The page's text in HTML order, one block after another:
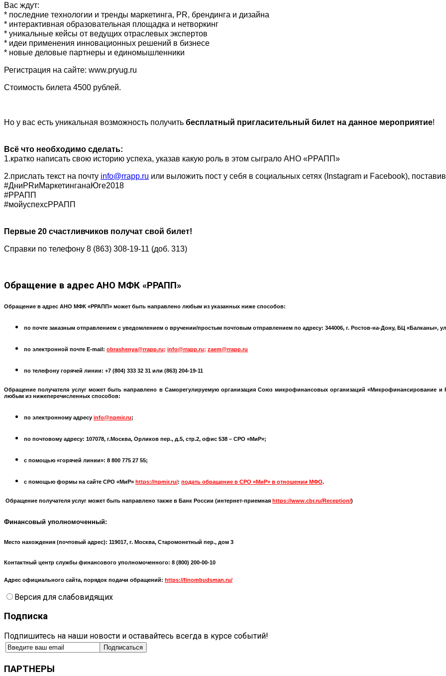
Вас ждут:
* последние технологии и тренды маркетинга, PR, брендинга и дизайна
* интерактивная образовательная площадка и нетворкинг
* уникальные кейсы от ведущих отраслевых экспертов
* идеи применения инновационных решений в бизнесе
* новые деловые партнеры и единомышленники
Регистрация на сайте: www.pryug.ru
Стоимость билета 4500 рублей.
Но у вас есть уникальная возможность получить бесплатный пригласительный билет на данное мероприятие!
Всё что необходимо сделать:
1.кратко написать свою историю успеха, указав какую роль в этом сыграло АНО «РРАПП»
2.прислать текст на почту info@rrapp.ru или выложить пост у себя в социальных сетях (Instagram и Facebook), поставив
#ДниPRиМаркетинганаЮге2018
#РРАПП
#мойуспехсРРАПП
Первые 20 счастливчиков получат свой билет!
Справки по телефону 8 (863) 308-19-11 (доб. 313)
Обращение в адрес АНО МФК «РРАПП»
Обращение в адрес АНО МФК «РРАПП» может быть направлено любым из указанных ниже способов:
по почте заказным отправлением с уведомлением о вручении/простым почтовым отправлением по адресу: 344006, г. Ростов-на-Дону, БЦ «Балканы»,
по электронной почте E-mail: obrashenya@rrapp.ru; info@rrapp.ru; zaem@rrapp.ru
по телефону горячей линии: +7 (804) 333 32 31 или (863) 204-19-11
Обращение получателя услуг может быть направлено в Саморегулируемую организация Союз микрофинансовых организаций «Микрофинансирование
любым из нижеперечисленных способов:
по электронному адресу info@npmir.ru;
по почтовому адресу: 107078, г.Москва, Орликов пер., д.5, стр.2, офис 538 – СРО «МиР»;
с помощью «горячей линии»: 8 800 775 27 55;
с помощью формы на сайте СРО «МиР» https://npmir.ru/: подать обращение в СРО «МиР» в отношении МФО.
Обращение получателя услуг может быть направлено также в Банк России (интернет-приемная https://www.cbr.ru/Reception/)
Финансовый уполномоченный:
Место нахождения (почтовый адрес): 119017, г. Москва, Старомонетный пер., дом 3
Контактный центр службы финансового уполномоченного: 8 (800) 200-00-10
Адрес официального сайта, порядок подачи обращений: https://finombudsman.ru/
Версия для слабовидящих
Подписка
Подпишитесь на наши новости и оставайтесь всегда в курсе событий!
ПАРТНЕРЫ